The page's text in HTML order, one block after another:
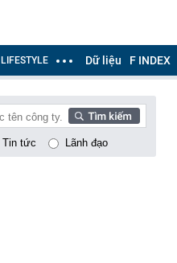
LIFESTYLE Dữ liệu F INDEX
Tin tức Lãnh đạo